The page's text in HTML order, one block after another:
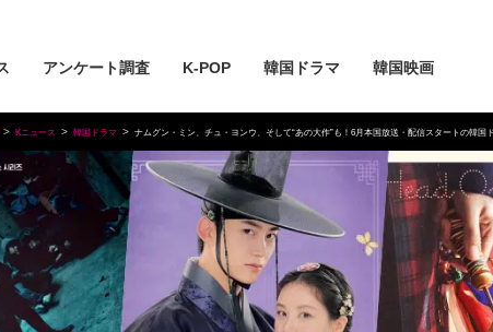
アンケート調査 K-POP 韓国ドラマ 韓国映画
Kニュース 韓国ドラマ ナムグン・ミン、チュ・ヨンウ、そして“あの大作”も！6月本国放送・配信スタートの韓国